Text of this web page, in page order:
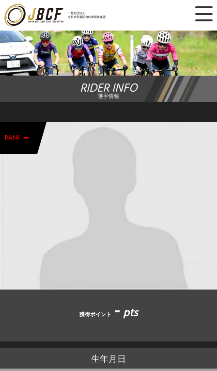
一般社団法人
全日本実業団自転車競技連盟
×
ニュース
レース日程
ランキング
チーム・選手
加盟・登録
エントリー
JBCF ROAD SERIESとは
RIDER INFO
選手情報
RANK -
獲得ポイント -pts
生年月日